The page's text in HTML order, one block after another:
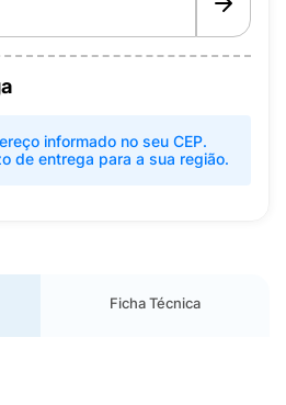
informado no seu CEP.
de entrega para a sua região.
Ficha Técnica